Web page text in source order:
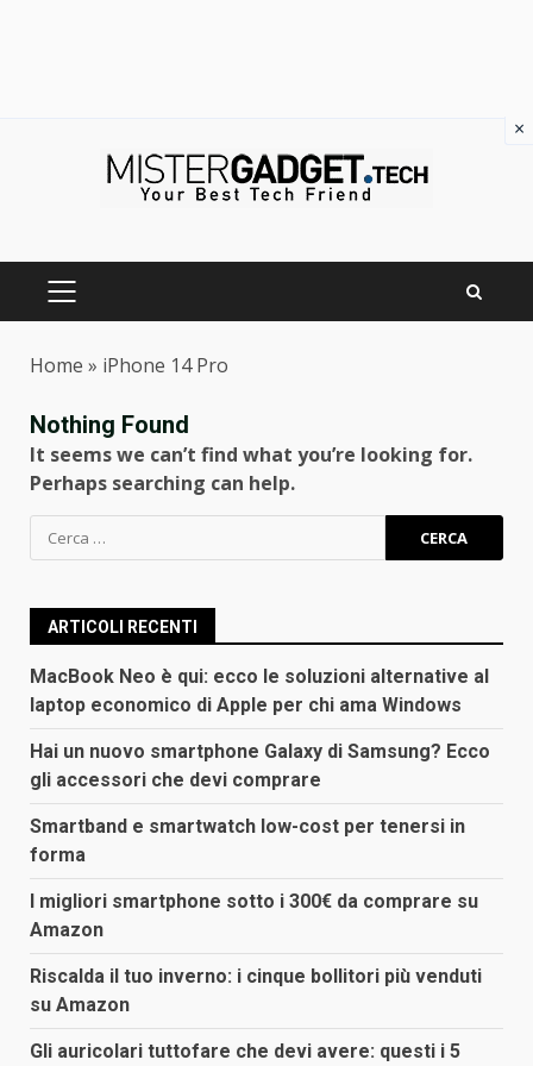
PRIMARY
Home » iPhone 14 Pro
Nothing Found
It seems we can’t find what you’re looking for.
Perhaps searching can help.
Ricerca
per:
ARTICOLI RECENTI
MacBook Neo è qui: ecco le soluzioni alternative al
laptop economico di Apple per chi ama Windows
Hai un nuovo smartphone Galaxy di Samsung? Ecco
gli accessori che devi comprare
Smartband e smartwatch low-cost per tenersi in
forma
I migliori smartphone sotto i 300€ da comprare su
Amazon
Riscalda il tuo inverno: i cinque bollitori più venduti
su Amazon
Gli auricolari tuttofare che devi avere: questi i 5
×